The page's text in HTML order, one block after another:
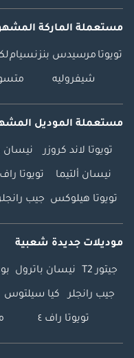
مستعملة الماركة
تويوتا مرسيدس بنزنسيام
شيفروليه
مستعملة الموديل
تويوتا لاند كروزر نيسان
نيسان ألتيما تويوتا راف
تويوتا هيلوكس جيب
موديلات جديدة شعبية
جيتور T2 نيسان باترول
جيب رانجلر كيا سيلتوس
تويوتا راف ٤